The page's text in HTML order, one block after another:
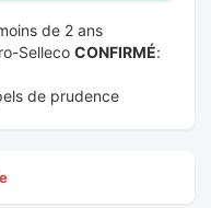
de 2 ans
Selleco CONFIRMÉ:
de prudence